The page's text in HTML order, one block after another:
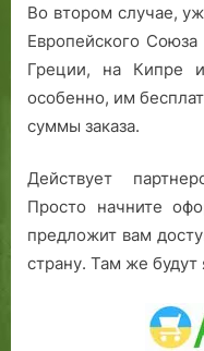
Во втором случае,
Европейского
Греции, на Кипре
особенно, им
суммы заказа.
Действует
Просто начните
предложит вам
страну. Там же